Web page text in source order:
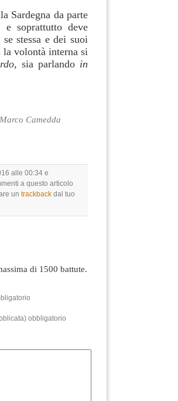
Sardegna da parte
e soprattutto deve
stessa e dei suoi
volontà interna si
, sia parlando in
Camedda
alle 00:34 e
a questo articolo
un trackback dal tuo
di 1500 battute.
obbligatorio